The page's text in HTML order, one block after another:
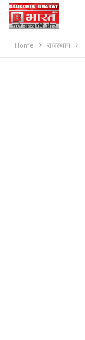
Home राजस्थान